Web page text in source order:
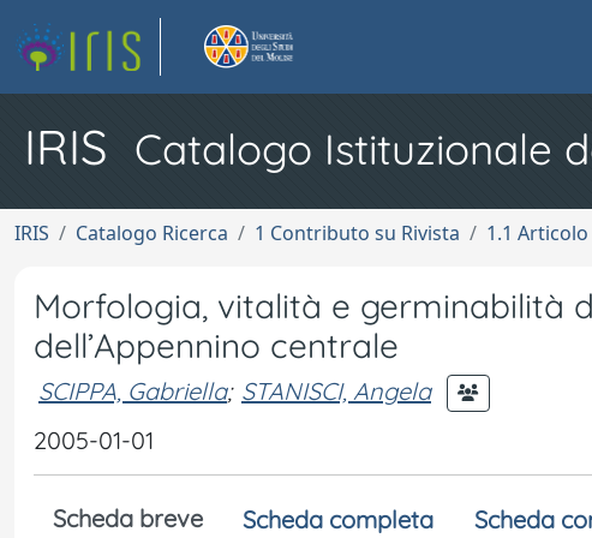
IRIS Catalogo Istituzionale
IRIS Catalogo Ricerca 1 Contributo su Rivista 1.1
Morfologia, vitalità e germinabilità
dell’Appennino centrale
SCIPPA, Gabriella; STANISCI, Angela
2005-01-01
Scheda breve Scheda completa Scheda